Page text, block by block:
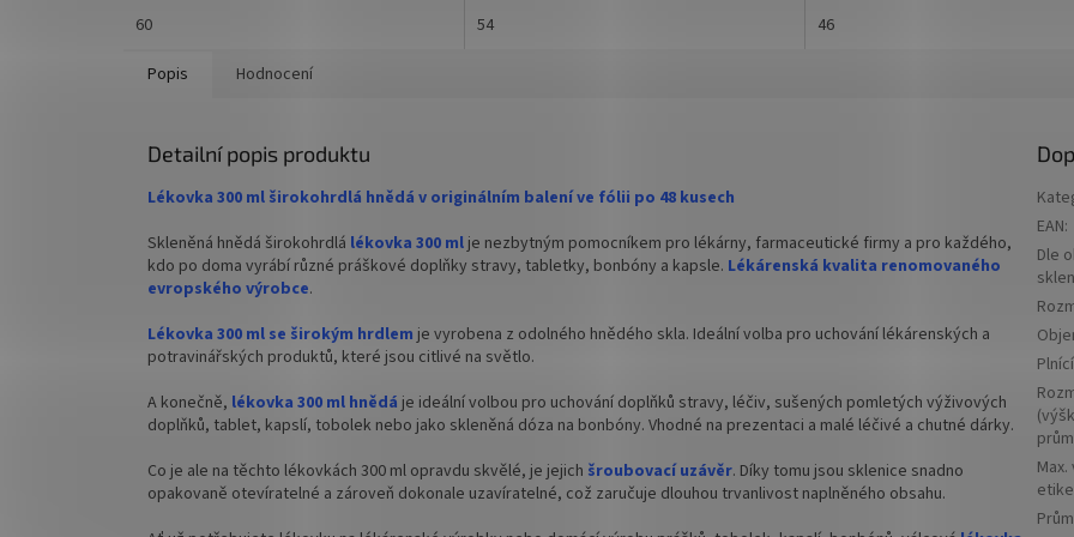
Hnědá skleněná lahvička lékovka 60 ml
chrání obsah před světlem a pomáhá
ml
✅ Uzavíratelná šroubovacím víčkem 33/400
✅ Víčka k lékovce níže v souvisejících
produktech
✅ Vhodná pro uchování výrobků citlivých na
UV
✅ Lékovka skladem a ihned k odeslání!
Originální balení ve fólii po 60 kusech.
Prodáváme pouze po celých baleních!!!
60
Hnědá skleněná lahvička lékovka na
✅ Uzavíratelná šroubovacím víčkem
✅ Víčka k lékovce dokoupíteZDE
✅ Lékovka skladem a ihned k odeslání!
54
150 ml
✅ Vhodná pro uchování výrobků
✅ Lékovka skladem a ihned k
46
Popis Hodnocení
Detailní popis produktu
Lékovka 300 ml širokohrdlá hnědá v originálním balení ve fólii po 48 kusech
Skleněná hnědá širokohrdlá lékovka 300 mlje nezbytným pomocníkem pro lékárny, farmaceutické firmy a pro každého,
kdo po doma vyrábí různé práškové doplňky stravy, tabletky, bonbóny a kapsle. Lékárenská kvalita renomovaného
evropského výrobce.
Lékovka 300 ml se širokým hrdlem je vyrobena z odolného hnědého skla. Ideální volba pro uchování lékárenských a
potravinářských produktů, které jsou citlivé na světlo.
A konečně, lékovka 300 ml hnědá je ideální volbou pro uchování doplňků stravy, léčiv, sušených pomletých výživových
doplňků, tablet, kapslí, tobolek nebo jako skleněná dóza na bonbóny. Vhodné na prezentaci a malé léčivé a chutné dárky.
Co je ale na těchto lékovkách 300 ml opravdu skvělé, je jejich šroubovací uzávěr. Díky tomu jsou sklenice snadno
opakovaně otevíratelné a zároveň dokonale uzavíratelné, což zaručuje dlouhou trvanlivost naplněného obsahu.
EAN:
Dle